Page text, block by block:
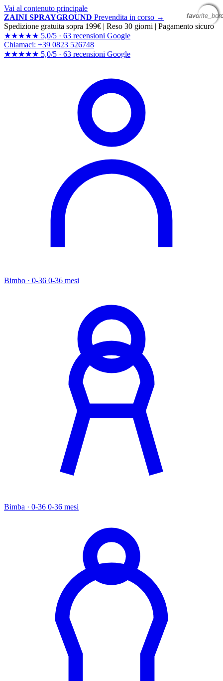
Vai al contenuto principale
ZAINI SPRAYGROUND Prevendita in corso →
Spedizione gratuita sopra 199€ | Reso 30 giorni | Pagamento sicuro
★★★★★ 5,0/5 · 63 recensioni Google
Chiamaci: +39 0823 526748
★★★★★ 5,0/5 · 63 recensioni Google
Bimbo · 0-36 0-36 mesi
Bimba · 0-36 0-36 mesi